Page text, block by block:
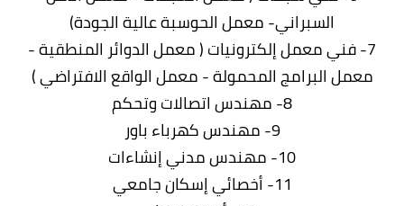
السبراني- معمل الحوسبة عالية الجودة)
7- فني معمل إلكترونيات ( معمل الدوائر المنطقية -
معمل البرامج المحمولة - معمل الواقع الافتراضي )
8- مهندس اتصالات وتحكم
9- مهندس كهرباء باور
10- مهندس مدني إنشاءات
11- أخصائي إسكان جامعي